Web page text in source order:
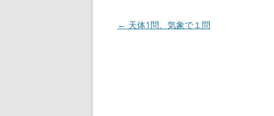
投
← 天体1問、気象で１問